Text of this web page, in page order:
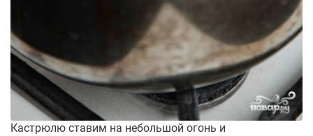
Кастрюлю ставим на небольшой огонь и